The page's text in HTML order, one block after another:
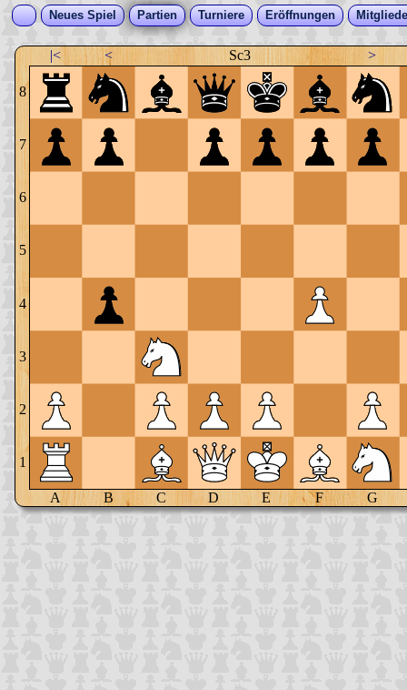
Neues Spiel Partien Turniere Eröffnungen
|< < Sc3 >
8
7
6
5
4
3
2
1
A B C D E F G